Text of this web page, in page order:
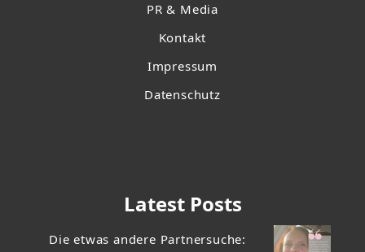
PR & Media
Kontakt
Impressum
Datenschutz
Latest Posts
Die etwas andere Partnersuche: